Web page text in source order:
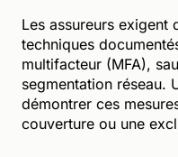
Les assureurs exigent
techniques
multifacteur (MFA),
segmentation réseau.
démontrer ces
couverture ou une